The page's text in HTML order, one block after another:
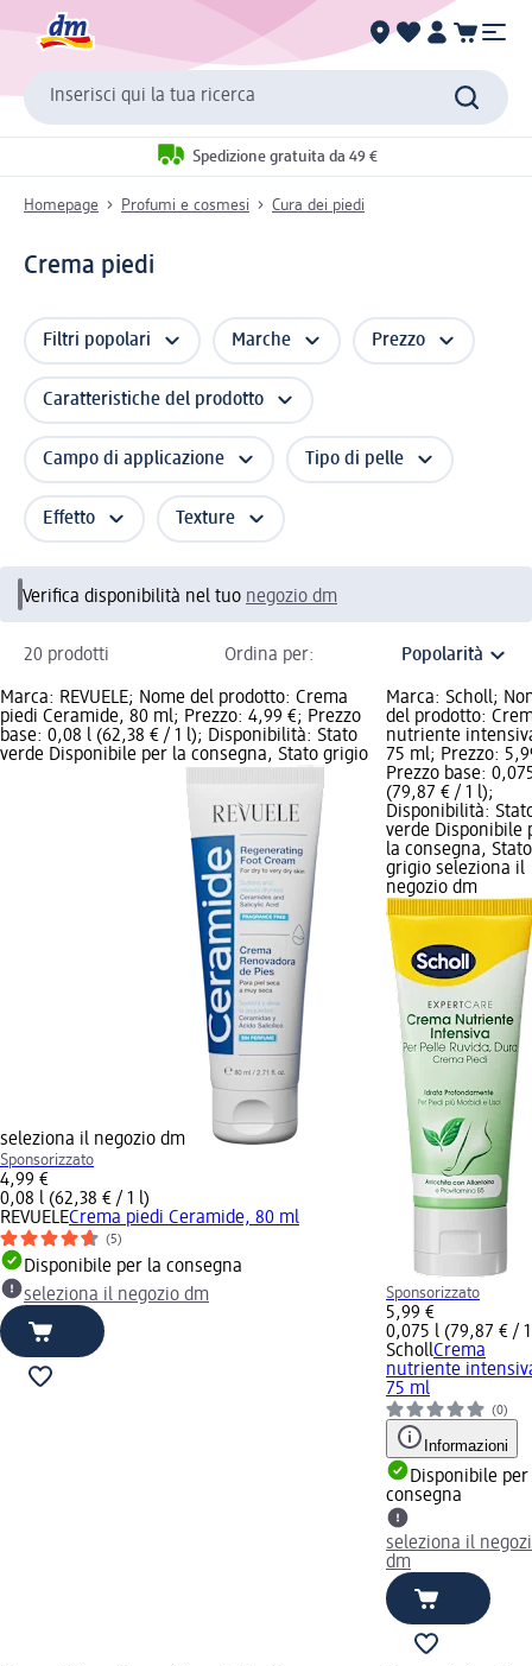
Inserisci qui la tua ricerca
Spedizione gratuita da 49 €
Homepage Profumi e cosmesi Cura dei piedi
Crema piedi
Filtri popolari Marche Prezzo
Caratteristiche del prodotto
Campo di applicazione Tipo di pelle
Effetto Texture
Verifica disponibilità nel tuo negozio dm
20 prodotti Ordina per:
Marca: REVUELE; Nome del prodotto: Crema
piedi Ceramide, 80 ml; Prezzo: 4,99 €; Prezzo
base: 0,08 l (62,38 € / 1 l); Disponibilità: Stato
verde Disponibile per la consegna, Stato grigio
seleziona il negozio dm
Sponsorizzato
4,99 €
0,08 l (62,38 € / 1 l)
REVUELECrema piedi Ceramide, 80 ml
(5)
Disponibile per la consegna
seleziona il negozio dm
Marca: Scholl;
del prodotto:
nutriente
75 ml; Prezzo:
Prezzo base:
(79,87 € / 1 l);
Disponibilità:
verde Disponibile
la consegna, Stato
grigio seleziona il
negozio dm
Sponsorizzato
5,99 €
0,075 l (79,87 € /
SchollCrema
nutriente
75 ml
(0)
Informazioni
Disponibile per
consegna
seleziona il
dm